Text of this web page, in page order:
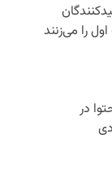
را می‌زنند
در